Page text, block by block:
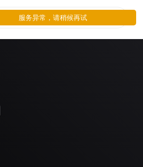
服务异常，请稍候再试